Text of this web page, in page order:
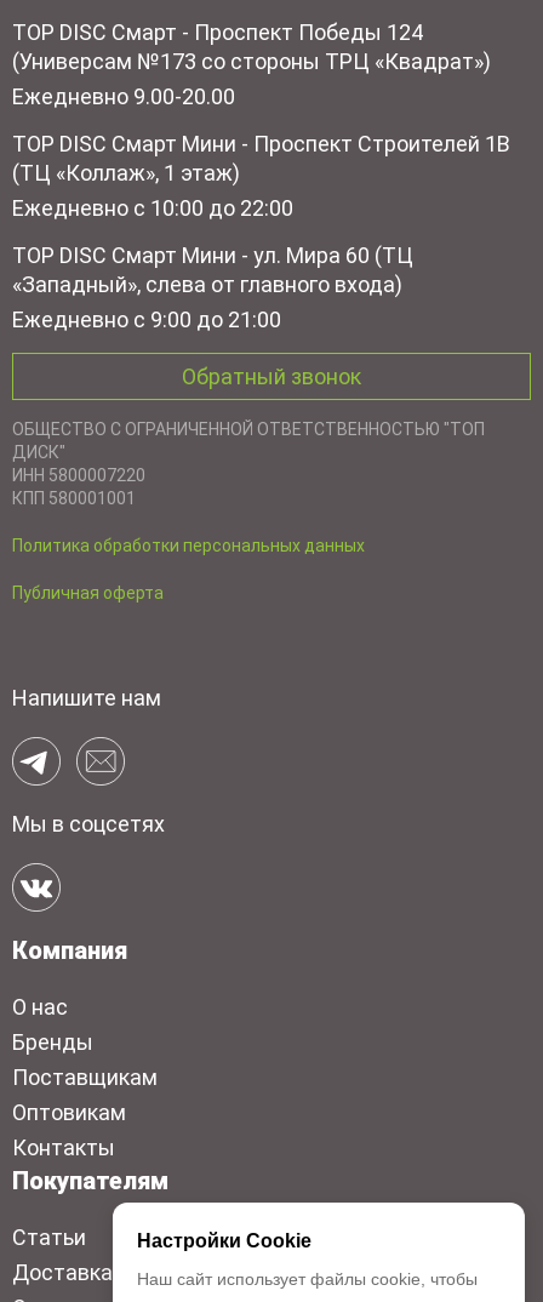
TOP DISC Смарт - Проспект Победы 124
(Универсам №173 со стороны ТРЦ «Квадрат»)
Ежедневно 9.00-20.00
TOP DISC Смарт Мини - Проспект Строителей 1В
(ТЦ «Коллаж», 1 этаж)
Ежедневно с 10:00 до 22:00
TOP DISC Смарт Мини - ул. Мира 60 (ТЦ
«Западный», слева от главного входа)
Ежедневно с 9:00 до 21:00
Обратный звонок
ОБЩЕСТВО С ОГРАНИЧЕННОЙ ОТВЕТСТВЕННОСТЬЮ "ТОП
ДИСК"
ИНН 5800007220
КПП 580001001
Политика обработки персональных данных
Публичная оферта
Напишите нам
Мы в соцсетях
Компания
О нас
Бренды
Поставщикам
Оптовикам
Контакты
Покупателям
Статьи
Доставка
Настройки Cookie
Наш сайт использует файлы cookie, чтобы